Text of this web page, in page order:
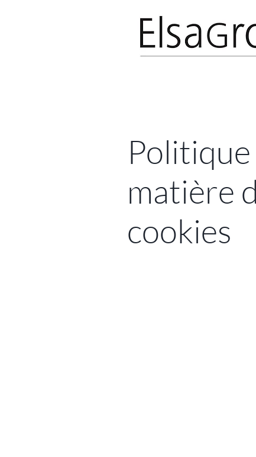
Politique
matière
cookies